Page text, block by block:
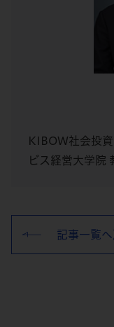
KIBOW社会投
ビス経営大学院
記事一覧へ